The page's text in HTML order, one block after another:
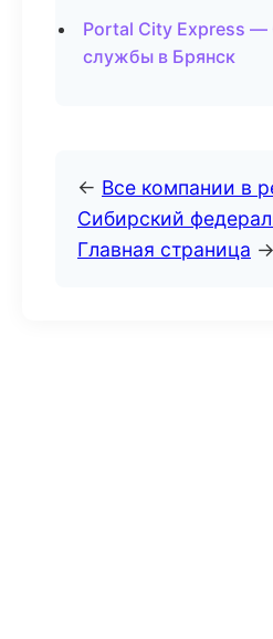
Portal City Express —
службы в Брянск
← Все компании в
Сибирский
Главная страница →